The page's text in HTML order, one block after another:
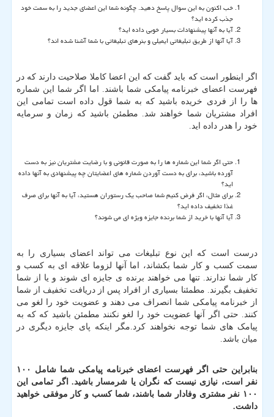
خب اکنون به این سوال پاسخ دهید. چگونه شما این اعضای جدید را به سمت خود
جذب کرده اید؟
آیا به آنها پیشنهادات بسیار خوبی داده اید؟
آیا آنها از طریق تبلیغاتی ایمیلی و بنرهای تبلیغاتی با شما آشنا شده اند؟
اگر اینطور است که باید گفت که این اعضا کاملا صلاحیت دارند که در
فهرست اعضای خبرنامه پیامکی شما باشند. اما اگر شما این شماره
ها را از فردی خریده باشید که به شما قول داده است تمامی این
افراد مشتریان شما خواهند شد. مطمئن باشید که زمان و سرمایه
خود را هدر داده اید.
حتی اگر شما این شماره ها را به صورت قانونی و با رضایت مشتریان نیز به دست
آورده باشید، برای به دست آوردن شماره های اعضایتان چه پیشنهادی به آنها داده
اید؟
برای مثال، اگر فرض کنیم شما صاحب یک رستوران هستید، آیا به آنها برای صرف
غذا تخفیف داده اید؟
آیا آنها با خرید از شما برنده جایزه ویژه ای می شوند؟
درست است که این نوع تبلیغات می تواند اعضای بسیاری را به
سمت کسب و کار شما بکشاند، اما آنها لزوما علاقه ای به کسب و
کار شما ندارند. تنها می خواهند برنده ی جایزه ای شوند و یا از شما
تخفیف بگیرند. مطمئنا بسیاری از افراد پس از دریافت تخفیف از شما
از خبرنامه پیامکی شما انصراف می دهند و عضویت خود را لغو می
کنند. حتی اگر آنها عضویت خود را لغو نکنند مطمئن باشید که که به
پیامک های شما توجه نخواهند کرد.مگر اینکه پای جایزه دیگری در
میان باشد.
بنابراین حتی اگر فهرست اعضای خبرنامه پیامکی شما شامل
۱۰۰
نفر است، نیازی نیست که نگران یا شرمسار باشید. اگر تمامی این
۱۰۰ نفر مشتری وفادار شما باشند، شما کسب و کار موفقی خواهید
داشت.